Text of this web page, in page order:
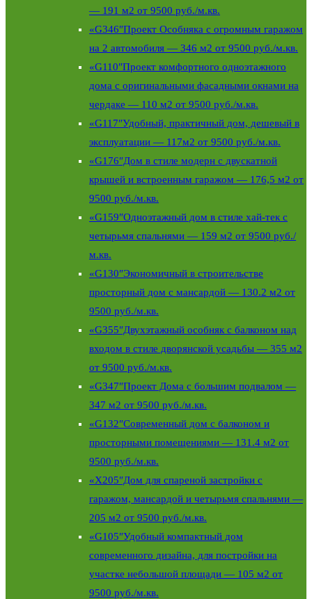
— 191 м2 от 9500 руб./м.кв.
«G346″Проект Особняка с огромным гаражом
на 2 автомобиля — 346 м2 от 9500 руб./м.кв.
«G110″Проект комфортного одноэтажного
дома с оригинальными фасадными окнами на
чердаке — 110 м2 от 9500 руб./м.кв.
«G117″Удобный, практичный дом, дешевый в
эксплуатации — 117м2 от 9500 руб./м.кв.
«G176″Дом в стиле модерн с двускатной
крышей и встроенным гаражом — 176,5 м2 от
9500 руб./м.кв.
«G159″Одноэтажный дом в стиле хай-тек с
четырьмя спальнями — 159 м2 от 9500 руб./
м.кв.
«G130″Экономичный в строительстве
просторный дом с мансардой — 130.2 м2 от
9500 руб./м.кв.
«G355″Двухэтажный особняк c балконом над
входом в стиле дворянской усадьбы — 355 м2
от 9500 руб./м.кв.
«G347″Проект Дома с большим подвалом —
347 м2 от 9500 руб./м.кв.
«G132″Современный дом с балконом и
просторными помещениями — 131.4 м2 от
9500 руб./м.кв.
«X205″Дом для спареной застройки с
гаражом, мансардой и четырьмя спальнями —
205 м2 от 9500 руб./м.кв.
«G105″Удобный компактный дом
современного дизайна, для постройки на
участке небольшой площади — 105 м2 от
9500 руб./м.кв.